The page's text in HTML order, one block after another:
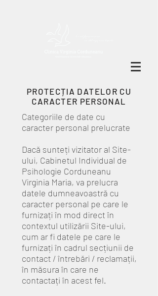
PROTECȚIA DATELOR CU
CARACTER PERSONAL
Categoriile de date cu
caracter personal prelucrate
Dacă sunteți vizitator al Site-
ului, Cabinetul Individual de
Psihologie Corduneanu
Virginia Maria, va prelucra
datele dumneavoastră cu
caracter personal pe care le
furnizați în mod direct în
contextul utilizării Site-ului,
cum ar fi datele pe care le
furnizați în cadrul secțiunii de
contact / întrebări / reclamații,
în măsura în care ne
contactați în acest fel.